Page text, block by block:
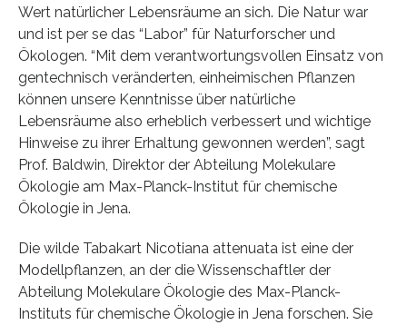
Wert natürlicher Lebensräume an sich. Die Natur war
und ist per se das “Labor” für Naturforscher und
Ökologen. “Mit dem verantwortungsvollen Einsatz von
gentechnisch veränderten, einheimischen Pflanzen
können unsere Kenntnisse über natürliche
Lebensräume also erheblich verbessert und wichtige
Hinweise zu ihrer Erhaltung gewonnen werden”, sagt
Prof. Baldwin, Direktor der Abteilung Molekulare
Ökologie am Max-Planck-Institut für chemische
Ökologie in Jena.
Die wilde Tabakart Nicotiana attenuata ist eine der
Modellpflanzen, an der die Wissenschaftler der
Abteilung Molekulare Ökologie des Max-Planck-
Instituts für chemische Ökologie in Jena forschen. Sie